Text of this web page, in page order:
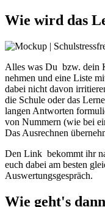
Wie wird das
Alles was Du bzw. dein
nehmen und eine Liste
dabei nicht davon
die Schule oder das
langen Antworten
von Nummern (wie bei
Das Ausrechnen
Den Link bekommt ihr
euch dabei am besten
Auswertungsgespräch.
Wie geht's